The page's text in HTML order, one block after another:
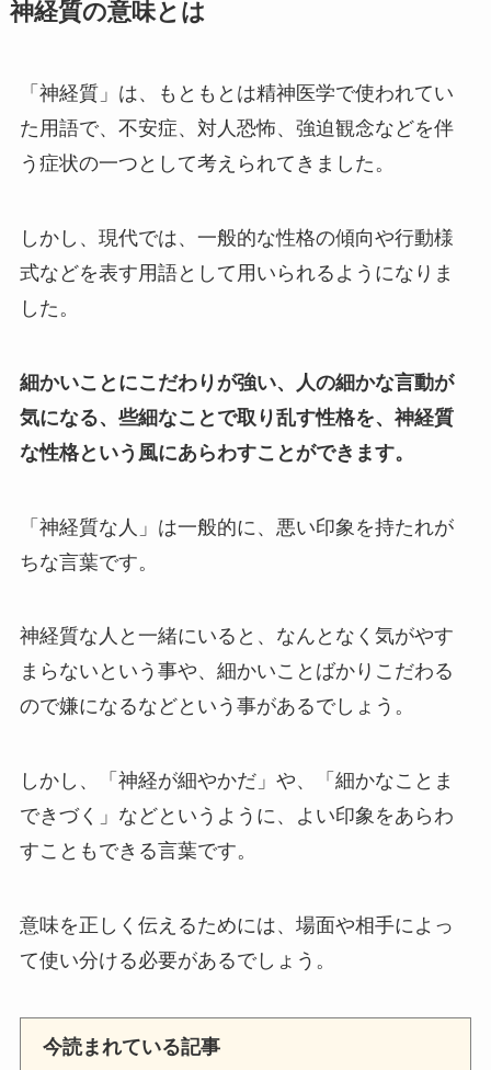
神経質の意味とは
「神経質」は、もともとは精神医学で使われてい
た用語で、不安症、対人恐怖、強迫観念などを伴
う症状の一つとして考えられてきました。
しかし、現代では、一般的な性格の傾向や行動様
式などを表す用語として用いられるようになりま
した。
細かいことにこだわりが強い、人の細かな言動が
気になる、些細なことで取り乱す性格を、神経質
な性格という風にあらわすことができます。
「神経質な人」は一般的に、悪い印象を持たれが
ちな言葉です。
神経質な人と一緒にいると、なんとなく気がやす
まらないという事や、細かいことばかりこだわる
ので嫌になるなどという事があるでしょう。
しかし、「神経が細やかだ」や、「細かなことま
できづく」などというように、よい印象をあらわ
すこともできる言葉です。
意味を正しく伝えるためには、場面や相手によっ
て使い分ける必要があるでしょう。
今読まれている記事